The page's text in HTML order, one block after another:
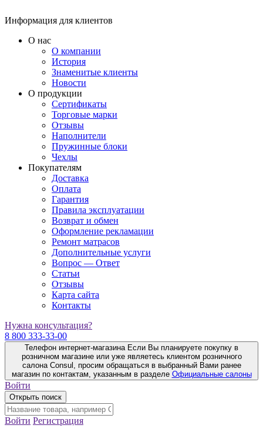
Информация для клиентов
О нас
О компании
История
Знаменитые клиенты
Новости
О продукции
Сертификаты
Торговые марки
Отзывы
Наполнители
Пружинные блоки
Чехлы
Покупателям
Доставка
Оплата
Гарантия
Правила эксплуатации
Возврат и обмен
Оформление рекламации
Ремонт матрасов
Дополнительные услуги
Вопрос — Ответ
Статьи
Отзывы
Карта сайта
Контакты
Нужна консультация?
8 800 333-33-00
Телефон интернет-магазина Если Вы планируете покупку в
розничном магазине или уже являетесь клиентом розничного
салона Consul, просим обращаться в выбранный Вами ранее
магазин по контактам, указанным в разделе Официальные салоны
Войти
Открыть поиск
Войти Регистрация